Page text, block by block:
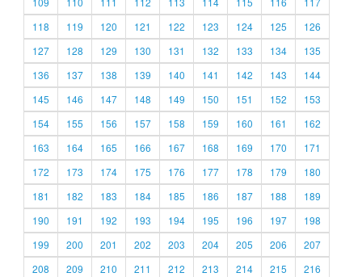
118
119 120 121 122 123 124 125
126
127
128 129 130 131 132 133 134
135
136
137 138 139 140 141 142 143
144
145
146 147 148 149 150 151 152
153
154
155 156 157 158 159 160 161
162
163
164 165 166 167 168 169 170
171
172
173 174 175 176 177 178 179
180
181
182 183 184 185 186 187 188
189
190
191 192 193 194 195 196 197
198
199
200 201 202 203 204 205 206
207
208
209 210 211 212 213 214 215
216